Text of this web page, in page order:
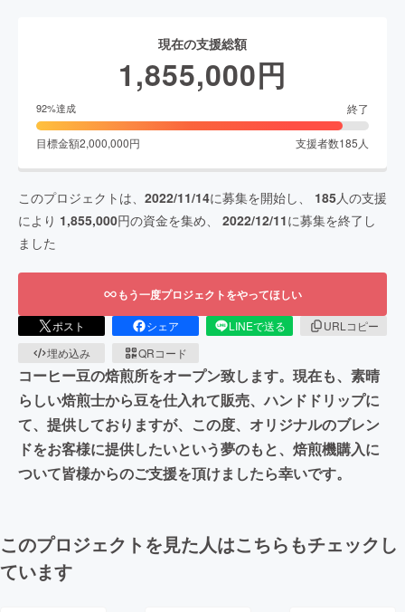
現在の支援総額
1,855,000円
92%達成 終了
目標金額2,000,000円 支援者数185 人
このプロジェクトは、 2022/11/14に募集を開始し、 185人の支援
により 1,855,000円の資金を集め、 2022/12/11に募集を終了し
ました
もう一度プロジェクトをやってほしい
ポスト シェア LINEで送る
URLコピー
埋め込み
QRコード
コーヒー豆の焙煎所をオープン致します。現在も、素晴
らしい焙煎士から豆を仕入れて販売、ハンドドリップに
て、提供しておりますが、この度、オリジナルのブレン
ドをお客様に提供したいという夢のもと、焙煎機購入に
ついて皆様からのご支援を頂けましたら幸いです。
このプロジェクトを見た人はこちらもチェックし
ています